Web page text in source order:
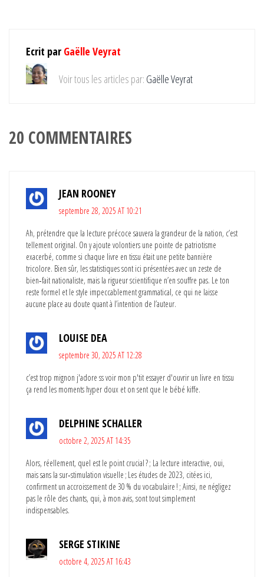
Ecrit par Gaëlle Veyrat
Voir tous les articles par: Gaëlle Veyrat
20 COMMENTAIRES
JEAN ROONEY
septembre 28, 2025 AT 10:21
Ah, prétendre que la lecture précoce sauvera la grandeur de la nation, c’est
tellement original. On y ajoute volontiers une pointe de patriotisme
exacerbé, comme si chaque livre en tissu était une petite bannière
tricolore. Bien sûr, les statistiques sont ici présentées avec un zeste de
bien‑fait nationaliste, mais la rigueur scientifique n’en souffre pas. Le ton
reste formel et le style impeccablement grammatical, ce qui ne laisse
aucune place au doute quant à l’intention de l’auteur.
LOUISE DEA
septembre 30, 2025 AT 12:28
c’est trop mignon j'adore ss voir mon p'tit essayer d'ouvrir un livre en tissu
ça rend les moments hyper doux et on sent que le bébé kiffe.
DELPHINE SCHALLER
octobre 2, 2025 AT 14:35
Alors, réellement, quel est le point crucial ? ; La lecture interactive, oui,
mais sans la sur‑stimulation visuelle ; Les études de 2023, citées ici,
confirment un accroissement de 30 % du vocabulaire ! ; Ainsi, ne négligez
pas le rôle des chants, qui, à mon avis, sont tout simplement
indispensables.
SERGE STIKINE
octobre 4, 2025 AT 16:43